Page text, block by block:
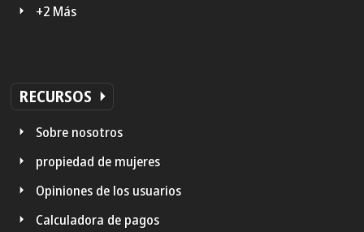
+2 Más
RECURSOS
Sobre nosotros
propiedad de mujeres
Opiniones de los usuarios
Calculadora de pagos